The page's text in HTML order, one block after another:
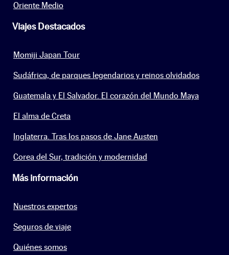
Oriente Medio
Viajes Destacados
Momiji Japan Tour
Sudáfrica, de parques legendarios y reinos olvidados
Guatemala y El Salvador. El corazón del Mundo Maya
El alma de Creta
Inglaterra. Tras los pasos de Jane Austen
Corea del Sur, tradición y modernidad
Más información
Nuestros expertos
Seguros de viaje
Quiénes somos